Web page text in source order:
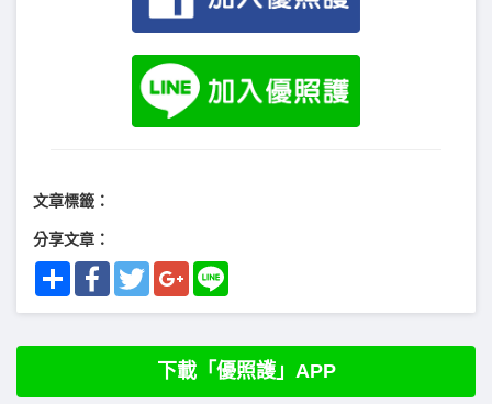
文章標籤：
分享文章：
Share FacebookTwitterGoogle+
下載「優照護」APP